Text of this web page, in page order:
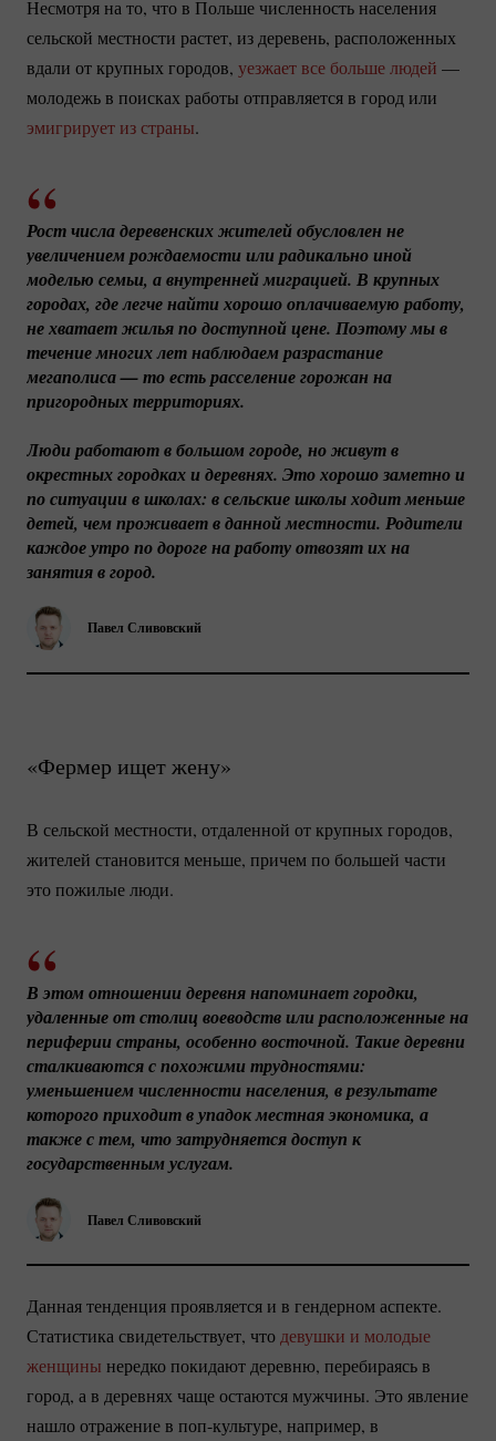
Несмотря на то, что в Польше численность населения
сельской местности растет, из деревень, расположенных
вдали от крупных городов, уезжает все больше людей —
молодежь в поисках работы отправляется в город или
эмигрирует из страны.
Павел Сливовский
Рост числа деревенских жителей обусловлен не
увеличением рождаемости или радикально иной
моделью семьи, а внутренней миграцией. В крупных
городах, где легче найти хорошо оплачиваемую работу,
не хватает жилья по доступной цене. Поэтому мы в
течение многих лет наблюдаем разрастание
мегаполиса — то есть расселение горожан на
пригородных территориях.
Люди работают в большом городе, но живут в
окрестных городках и деревнях. Это хорошо заметно и
по ситуации в школах: в сельские школы ходит меньше
детей, чем проживает в данной местности. Родители
каждое утро по дороге на работу отвозят их на
занятия в город.
«Фермер ищет жену»
В сельской местности, отдаленной от крупных городов,
жителей становится меньше, причем по большей части
это пожилые люди.
Павел Сливовский
В этом отношении деревня напоминает городки,
удаленные от столиц воеводств или расположенные на
периферии страны, особенно восточной. Такие деревни
сталкиваются с похожими трудностями:
уменьшением численности населения, в результате
которого приходит в упадок местная экономика, а
также с тем, что затрудняется доступ к
государственным услугам.
Данная тенденция проявляется и в гендерном аспекте.
Статистика свидетельствует, что девушки и молодые
женщины нередко покидают деревню, перебираясь в
город, а в деревнях чаще остаются мужчины. Это явление
нашло отражение в поп-культуре, например, в